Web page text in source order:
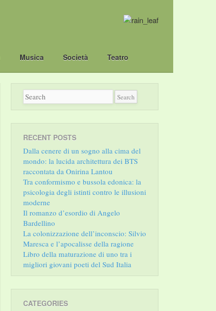
Musica Società Teatro
RECENT POSTS
Dalla cenere di un sogno alla cima del
mondo: la lucida architettura dei BTS
raccontata da Onirina Lantou
Tra conformismo e bussola edonica: la
psicologia degli istinti contro le illusioni
moderne
Il romanzo d’esordio di Angelo
Bardellino
La colonizzazione dell’inconscio: Silvio
Maresca e l’apocalisse della ragione
Libro della maturazione di uno tra i
migliori giovani poeti del Sud Italia
CATEGORIES